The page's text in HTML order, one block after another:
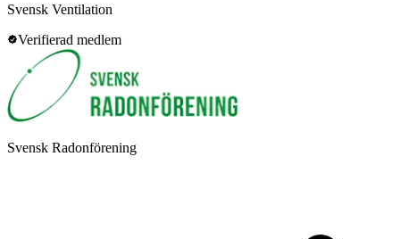
Svensk Ventilation
Verifierad medlem
Svensk Radonförening